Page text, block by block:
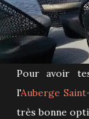
Pour avoir
l'Auberge
très bonne